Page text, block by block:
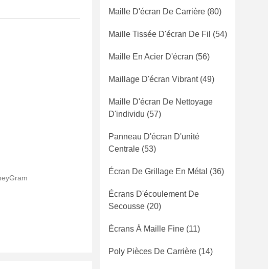
Maille D'écran De Carrière (80)
Maille Tissée D'écran De Fil (54)
Maille En Acier D'écran (56)
Maillage D'écran Vibrant(49)
Maille D'écran De Nettoyage
D'individu (57)
Panneau D'écran D'unité
Centrale (53)
Écran De Grillage En Métal (36)
Écrans D'écoulement De
Secousse (20)
Écrans À Maille Fine (11)
Poly Pièces De Carrière (14)